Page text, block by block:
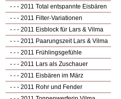
- - - 2011 Total entspannte Eisbären
- - - 2011 Filter-Variationen
- - - 2011 Eisblock für Lars & Vilma
- - - 2011 Paarungszeit Lars & Vilma
- - - 2011 Frühlingsgefühle
- - - 2011 Lars als Zuschauer
- - - 2011 Eisbären im März
- - - 2011 Rohr und Fender